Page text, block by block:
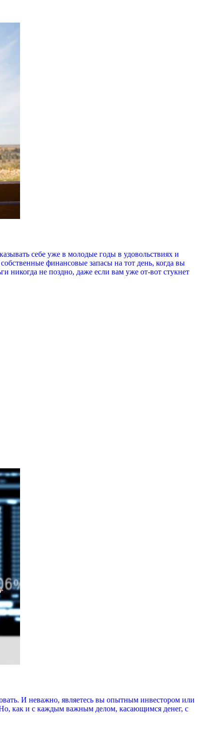
себе уже в молодые годы в удовольствиях и
финансовые запасы на тот день, когда вы
никогда не поздно, даже если вам уже от-вот стукнет
И неважно, являетесь вы опытным инвестором или
Но, как и с каждым важным делом, касающимся денег, с